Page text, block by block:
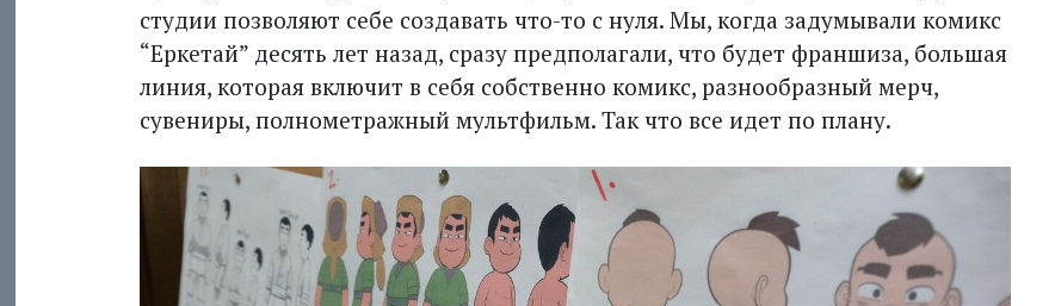
студии позволяют себе создавать что-то с нуля. Мы, когда задумывали комикс
“Еркетай” десять лет назад, сразу предполагали, что будет франшиза, большая
линия, которая включит в себя собственно комикс, разнообразный мерч,
сувениры, полнометражный мультфильм. Так что все идет по плану.